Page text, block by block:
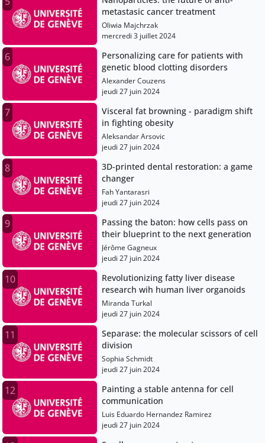
metastasic cancer treatment
Oliwia Majchrzak
mercredi 3 juillet 2024
6
Personalizing care for patients with
genetic blood clotting disorders
Alexander Couzens
jeudi 27 juin 2024
7
Visceral fat browning - paradigm shift
in fighting obesity
Aleksandar Arsovic
jeudi 27 juin 2024
8
3D-printed dental restoration: a game
changer
Fah Yantarasri
jeudi 27 juin 2024
9
Passing the baton: how cells pass on
their blueprint to the next generation
Jérôme Gagneux
jeudi 27 juin 2024
10
Revolutionizing fatty liver disease
research wih human liver organoids
Miranda Turkal
jeudi 27 juin 2024
11
Separase: the molecular scissors of cell
division
Sophia Schmidt
jeudi 27 juin 2024
12
Painting a stable antenna for cell
communication
Luis Eduardo Hernandez Ramirez
jeudi 27 juin 2024